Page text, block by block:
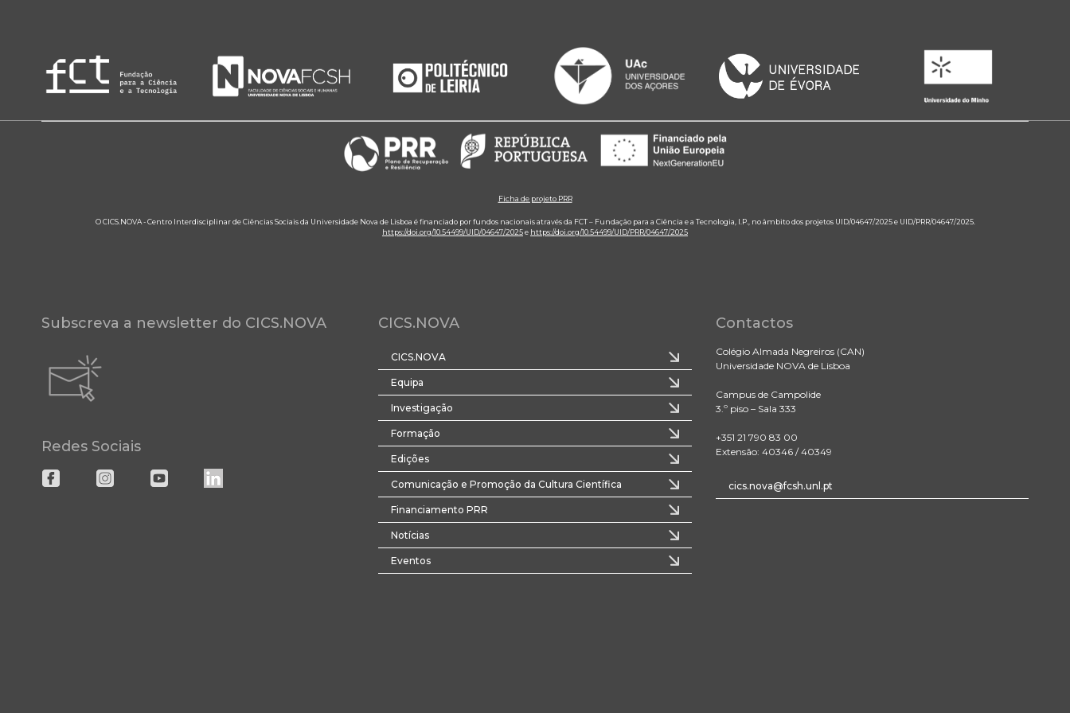
Ficha de projeto PRR
O CICS.NOVA - Centro Interdisciplinar de Ciências Sociais da Universidade Nova de Lisboa é financiado por fundos nacionais através da FCT – Fundação para a Ciência e a Tecnologia, I.P., no âmbito dos projetos UID/04647/2025 e UID/PRR/04647/2025.
https://doi.org/10.54499/UID/04647/2025e https://doi.org/10.54499/UID/PRR/04647/2025
Subscreva a newsletter do CICS.NOVA
Redes Sociais
CICS.NOVA
CICS.NOVA
Equipa
Investigação
Formação
Edições
Comunicação e Promoção da Cultura Científica
Financiamento PRR
Notícias
Eventos
Contactos
Colégio Almada Negreiros (CAN)
Universidade NOVA de Lisboa
Campus de Campolide
3.º piso – Sala 333
+351 21 790 83 00
Extensão: 40346 / 40349
cics.nova@fcsh.unl.pt